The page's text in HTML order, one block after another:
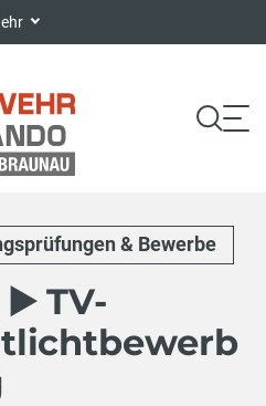
& Bewerbe
▶️ TV-